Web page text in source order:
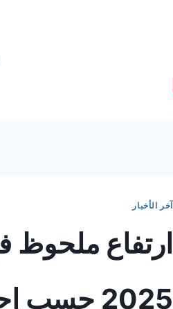
آخر الأخبار
ارتفاع ملحوظ
2025 حسب إحصاءات المرصد الوطني للفلاحة